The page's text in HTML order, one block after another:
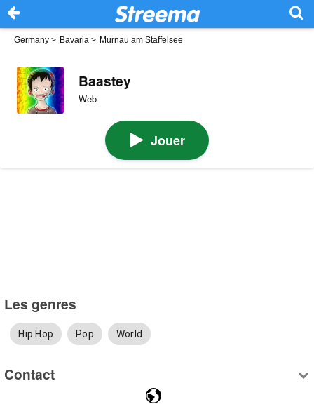
Germany > Bavaria > Murnau am Staffelsee
Baastey
Web
Jouer
Les genres
Hip Hop Pop World
Contact